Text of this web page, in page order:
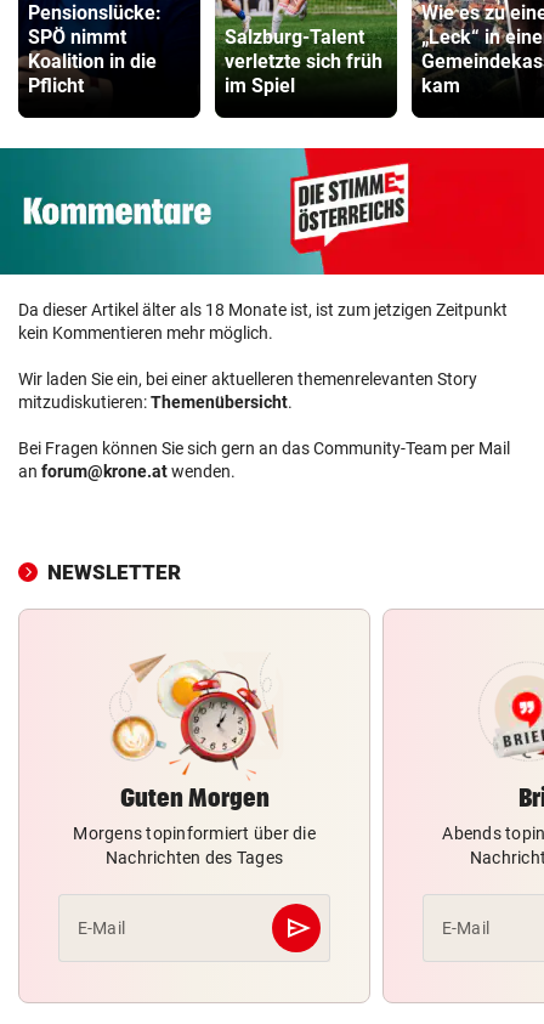
Pensionslücke:
SPÖ nimmt
Koalition in die
Pflicht
Salzburg-Talent
verletzte sich früh
im Spiel
Wie es zu
„Leck“ in
kam
Da dieser Artikel älter als 18 Monate ist, ist zum jetzigen Zeitpunkt
kein Kommentieren mehr möglich.
Wir laden Sie ein, bei einer aktuelleren themenrelevanten Story
mitzudiskutieren:Themenübersicht.
Bei Fragen können Sie sich gern an das Community-Team per Mail
an forum@krone.atwenden.
NEWSLETTER
Guten Morgen
Morgens topinformiert über die
Nachrichten des Tages
E-Mail send
Abschicken
Abends
E-Mail